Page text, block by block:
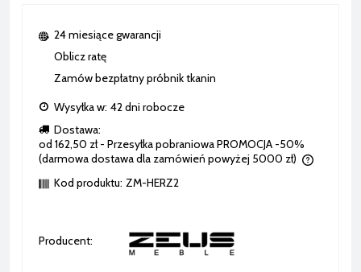
24 miesiące gwarancji
Oblicz ratę
Zamów bezpłatny próbnik tkanin
Wysyłka w: 42 dni robocze
Dostawa:
od 162,50 zł - Przesyłka pobraniowa PROMOCJA -50%
(darmowa dostawa dla zamówień powyżej 5000 zł)
Cena nie zawiera ewentualnych kosztów płatności
Kod produktu: ZM-HERZ2
Producent: